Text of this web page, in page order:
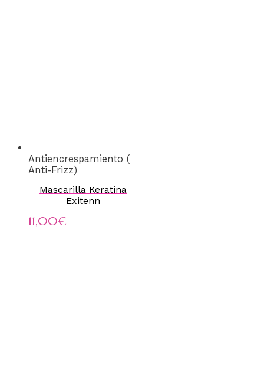
Antiencrespamiento (
Anti-Frizz)
Mascarilla Keratina
Exitenn
11,00€